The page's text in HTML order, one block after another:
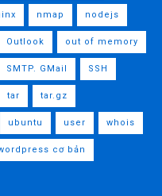
nmap nodejs
Outlook out of memory
SMTP. GMail SSH
tar tar.gz
ubuntu user whois
cơ bản